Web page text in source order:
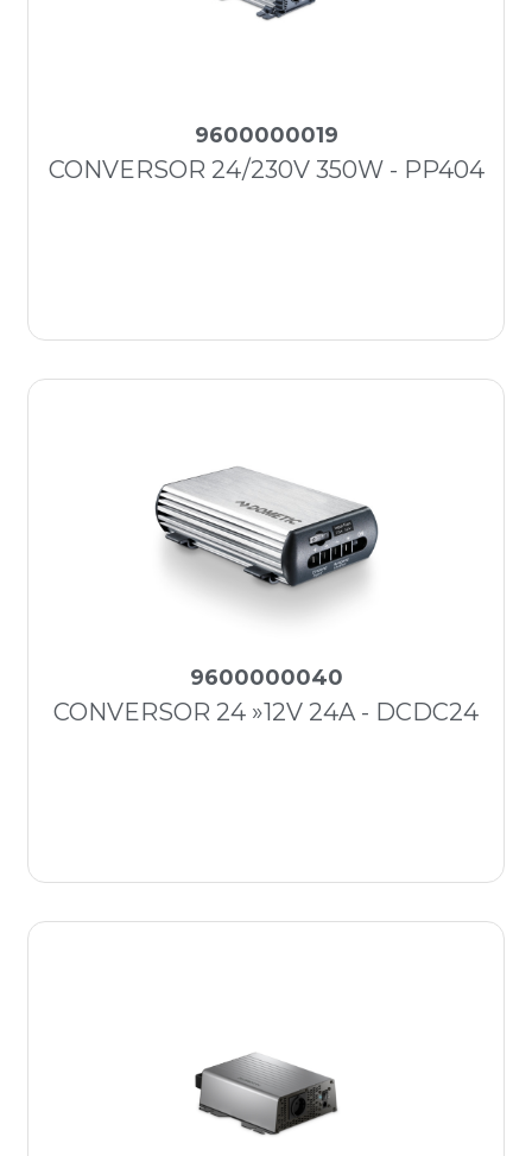
9600000019
CONVERSOR 24/230V 350W - PP404
9600000040
CONVERSOR 24 »12V 24A - DCDC24